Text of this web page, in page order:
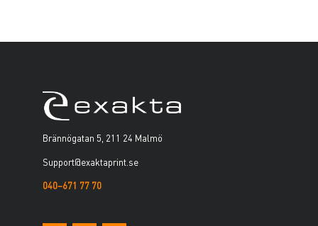
Brännögatan 5, 211 24 Malmö
Support@exaktaprint.se
040–671 77 70